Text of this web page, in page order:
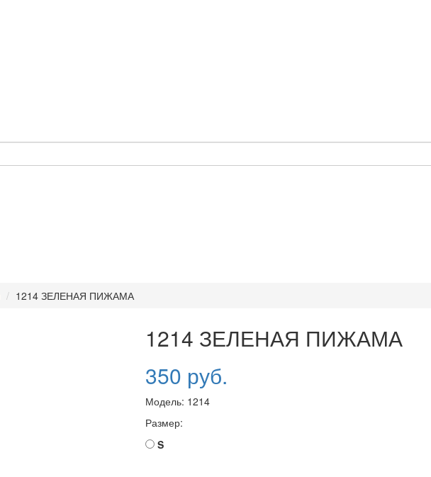
1214 ЗЕЛЕНАЯ ПИЖАМА
1214 ЗЕЛЕНАЯ ПИЖАМА
350 руб.
Модель: 1214
Размер:
S